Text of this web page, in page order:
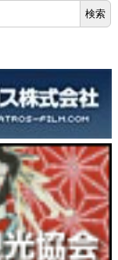
検索